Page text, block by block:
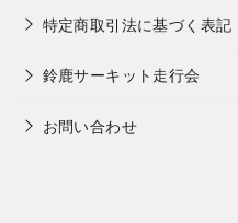
特定商取引法に基づく表記
鈴鹿サーキット走行会
お問い合わせ